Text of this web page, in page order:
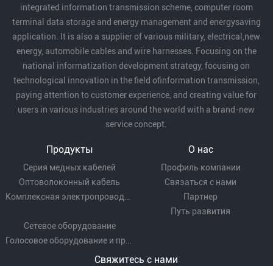
integrated information transmission scheme, computer room
terminal data storage and energy management and energysaving
application. It is also a supplier of various military, electrical,new
energy, automobile cables and wire harnesses. Focusing on the
national informatization development strategy, focusing on
technological innovation in the field ofinformation transmission,
paying attention to customer experience, and creating value for
users in various industries around the world with a brand-new
service concept.
Продукты
Серия медных кабелей
Оптоволоконный кабель
Сетевое оборудование
О нас
Профиль компании
Связаться с нами
Партнер
Путь развития
Свяжитесь с нами